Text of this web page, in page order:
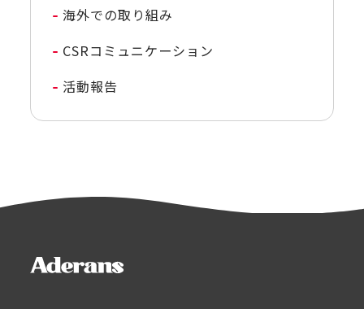
海外での取り組み
CSRコミュニケーション
活動報告